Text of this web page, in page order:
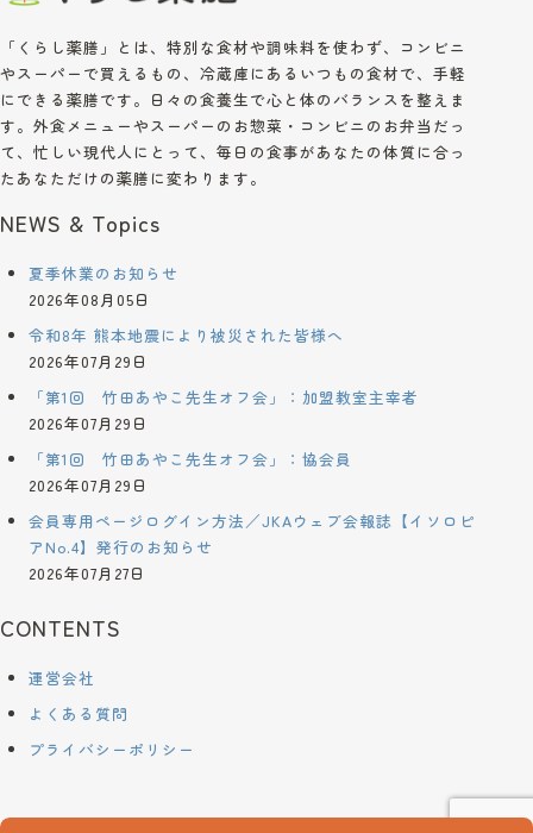
「くらし薬膳」とは、特別な食材や調味料を使わず、コンビニ
やスーパーで買えるもの、冷蔵庫にあるいつもの食材で、手軽
にできる薬膳です。日々の食養生で心と体のバランスを整えま
す。外食メニューやスーパーのお惣菜・コンビニのお弁当だっ
て、忙しい現代人にとって、毎日の食事があなたの体質に合っ
たあなただけの薬膳に変わります。
NEWS & Topics
夏季休業のお知らせ
2026年08月05日
令和8年 熊本地震により被災された皆様へ
2026年07月29日
「第1回 竹田あやこ先生オフ会」：加盟教室主宰者
2026年07月29日
「第1回 竹田あやこ先生オフ会」：協会員
2026年07月29日
会員専用ページログイン方法／JKAウェブ会報誌【イソロピ
アNo.4】発行のお知らせ
2026年07月27日
CONTENTS
運営会社
よくある質問
プライバシーポリシー